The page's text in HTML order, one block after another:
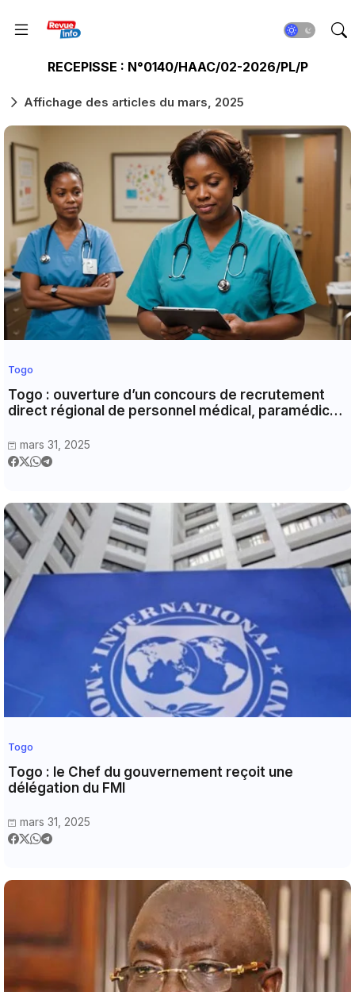
RECEPISSE : N°0140/HAAC/02-2026/PL/P
Affichage des articles du mars, 2025
Togo
Togo : ouverture d’un concours de recrutement
direct régional de personnel médical, paramédical,
mars 31, 2025
Togo
Togo : le Chef du gouvernement reçoit une
délégation du FMI
mars 31, 2025